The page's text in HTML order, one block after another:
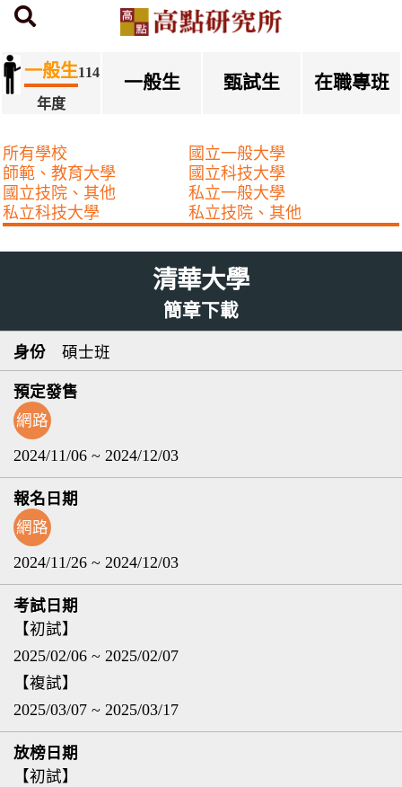
首頁 研究所簡章下載
一般生114
年度
一般生 甄試生 在職專班
所有學校
國立一般大學
師範、教育大學
國立科技大學
國立技院、其他
私立一般大學
私立科技大學
私立技院、其他
清華大學
簡章下載
碩士班
網路
2024/11/06 ~ 2024/12/03
網路
2024/11/26 ~ 2024/12/03
【初試】
2025/02/06 ~ 2025/02/07
【複試】
2025/03/07 ~ 2025/03/17
【初試】